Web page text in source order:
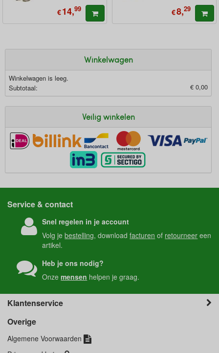
€14,99 €8,29
Winkelwagen
Winkelwagen is leeg.
Subtotaal:
€ 0,00
Veilig winkelen
Service & contact
Snel regelen in je account
Volg jebestelling, downloadfacturen of retourneer een
artikel.
Heb je ons nodig?
Onzemensen helpen je graag.
Klantenservice
Overige
Algemene Voorwaarden